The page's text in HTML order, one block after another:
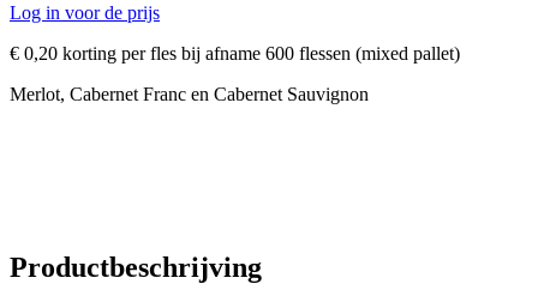
Log in voor de prijs
€ 0,20 korting per fles bij afname 600 flessen (mixed pallet)
Merlot, Cabernet Franc en Cabernet Sauvignon
Productbeschrijving